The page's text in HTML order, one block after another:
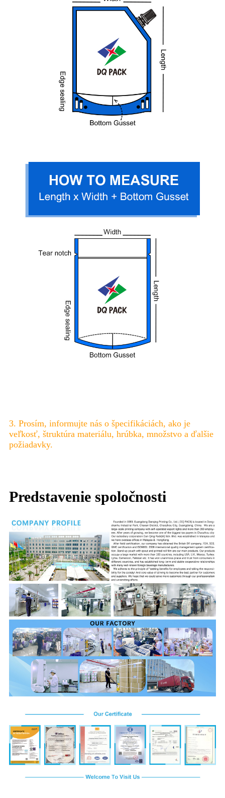
3. Prosím, informujte nás o špecifikáciách, ako je
veľkosť, štruktúra materiálu, hrúbka, množstvo a ďalšie
požiadavky.
Predstavenie spoločnosti